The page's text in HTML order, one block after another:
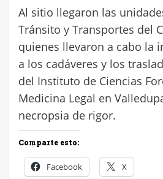
Al sitio llegaron las
Tránsito y Transportes del
quienes llevaron a cabo la
a los cadáveres y los
del Instituto de Ciencias
Medicina Legal en
necropsia de rigor.
Comparte esto:
Facebook X